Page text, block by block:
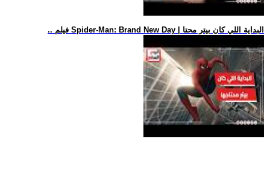
.. فيلم Spider-Man: Brand New Day | البداية اللي كان بيتر محتا